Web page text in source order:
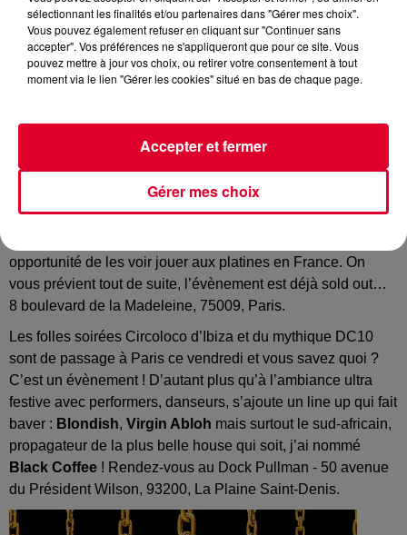
Vendredi 27 septembre 2019 :
fête à sa façon la Fashion Week de Paris
et concocte une programmation spéciale avec notamment
Camelphat ! En l’occurrence, ce vendredi,
place au duo britannique que vous aviez découvert sur
opportunité de les voir jouer aux platines en France. On
vous prévient tout de suite, l’évènement est déjà sold out…
8 boulevard de la Madeleine, 75009, Paris.
Les folles soirées Circoloco d’Ibiza et du mythique DC10
sont de passage à Paris ce vendredi et vous savez quoi ?
C’est un évènement ! D’autant plus qu’à l’ambiance ultra
festive avec performers, danseurs, s’ajoute un line up qui fait
baver : Blondish, Virgin Abloh mais surtout le sud-africain,
propagateur de la plus belle house qui soit, j’ai nommé
Black Coffee ! Rendez-vous au Dock Pullman - 50 avenue
du Président Wilson, 93200, La Plaine Saint-Denis.
sélectionnant les finalités et/ou partenaires dans "Gérer mes choix".
Vous pouvez également refuser en cliquant sur "Continuer sans
accepter". Vos préférences ne s'appliqueront que pour ce site. Vous
pouvez mettre à jour vos choix, ou retirer votre consentement à tout
moment via le lien "Gérer les cookies" situé en bas de chaque page.
Gérer mes choix
Accepter et fermer